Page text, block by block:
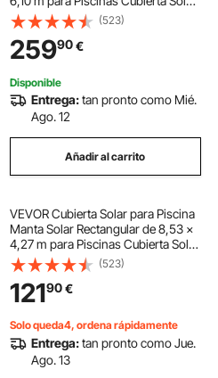
para Piscina Enterrada Sobre el
Suelo Cubiertas Solares de Color
Azul de 16 mil para Piscinas
(523)
25990€
Disponible
Entrega:tan pronto como Mié.
Ago. 12
Añadir al carrito
VEVOR Cubierta Solar para Piscina
Manta Solar Rectangular de 8,53 ×
4,27 m para Piscinas Cubierta Solar
para Piscina Enterrada Sobre el
Suelo Cubiertas Solares de Color
Azul de 16 mil para Piscin
(523)
12190€
Solo queda4, ordena rápidamente
Entrega:tan pronto como Jue.
Ago. 13